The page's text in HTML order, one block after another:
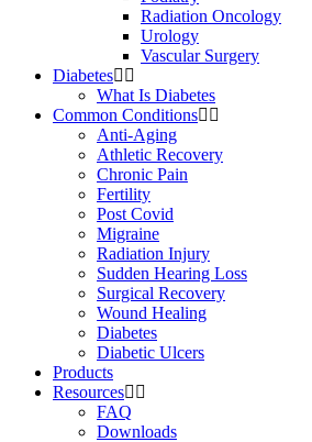
Radiation Oncology
Urology
Vascular Surgery
Diabetes
What Is Diabetes
Common Conditions
Anti-Aging
Athletic Recovery
Chronic Pain
Fertility
Post Covid
Migraine
Radiation Injury
Sudden Hearing Loss
Surgical Recovery
Wound Healing
Diabetes
Diabetic Ulcers
Products
Resources
FAQ
Downloads